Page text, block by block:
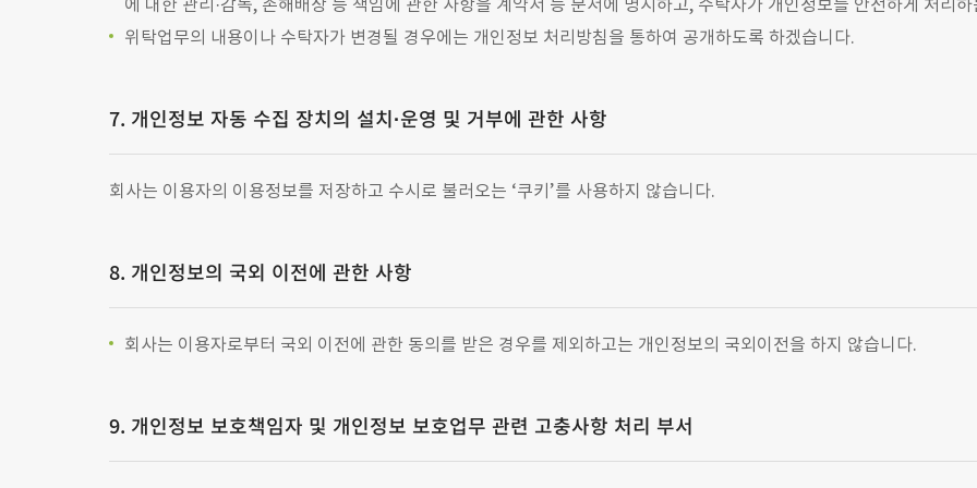
위탁업무의 내용이나 수탁자가 변경될 경우에는 개인정보 처리방침을 통하여 공개하도록 하겠습니다.
7. 개인정보 자동 수집 장치의 설치·운영 및 거부에 관한 사항
회사는 이용자의 이용정보를 저장하고 수시로 불러오는 ‘쿠키’를 사용하지 않습니다.
8. 개인정보의 국외 이전에 관한 사항
회사는 이용자로부터 국외 이전에 관한 동의를 받은 경우를 제외하고는 개인정보의 국외이전을 하지 않습니다.
9. 개인정보 보호책임자 및 개인정보 보호업무 관련 고충사항 처리 부서